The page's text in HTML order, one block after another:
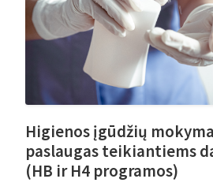
Higienos įgūdžių
paslaugas teikiantiems
(HB ir H4 programos)